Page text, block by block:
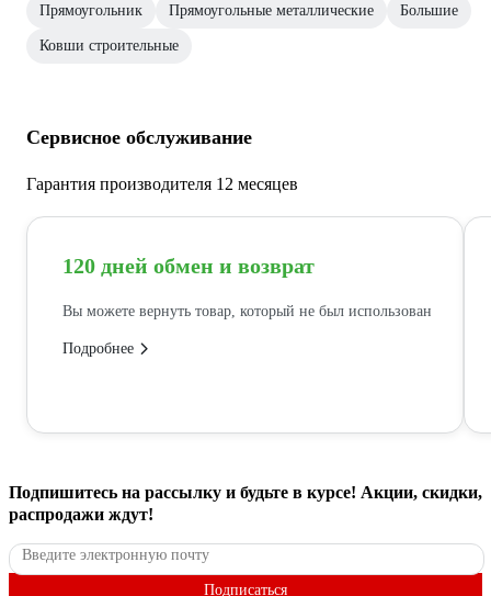
Прямоугольник Прямоугольные металлические Большие
Ковши строительные
Сервисное обслуживание
Гарантия производителя 12 месяцев
120 дней обмен и возврат
Вы можете вернуть товар, который не был использован
Подробнее
Подпишитесь на рассылку и будьте в курсе! Акции, скидки,
распродажи ждут!
Подписаться